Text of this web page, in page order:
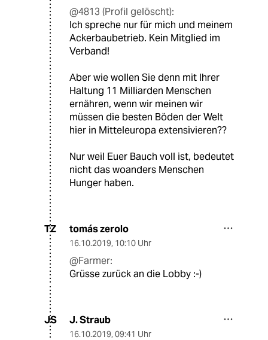
@4813 (Profil gelöscht):
Ich spreche nur für mich und meinem
Ackerbaubetrieb. Kein Mitglied im
Verband!
Aber wie wollen Sie denn mit Ihrer
Haltung 11 Milliarden Menschen
ernähren, wenn wir meinen wir
müssen die besten Böden der Welt
hier in Mitteleuropa extensivieren??
Nur weil Euer Bauch voll ist, bedeutet
nicht das woanders Menschen
Hunger haben.
TZ tomás zerolo
16.10.2019, 10:10 Uhr
@Farmer:
Grüsse zurück an die Lobby :-)
JS J. Straub
16.10.2019, 09:41 Uhr